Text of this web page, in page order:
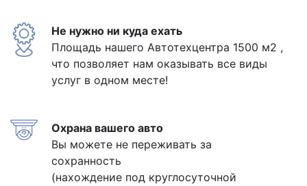
Не нужно ни куда ехать
Площадь нашего Автотехцентра 1500 м2 ,
что позволяет нам оказывать все виды
услуг в одном месте!
Охрана вашего авто
Вы можете не переживать за
сохранность
(нахождение под круглосуточной